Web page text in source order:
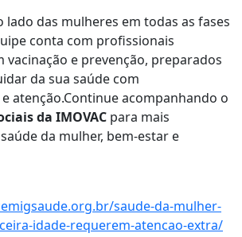
lado das mulheres em todas as fases
conta com profissionais
vacinação e prevenção, preparados
da sua saúde com
atenção.Continue acompanhando o
da IMOVAC para mais
da mulher, bem-estar e
saude-da-mulher-
idade-requerem-atencao-extra/